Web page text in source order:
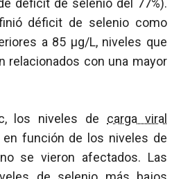
déficit de selenio del 77%).
déficit de selenio como
a 85 µg/L, niveles que
relacionados con una mayor
los niveles de carga viral
en función de los niveles de
se vieron afectados. Las